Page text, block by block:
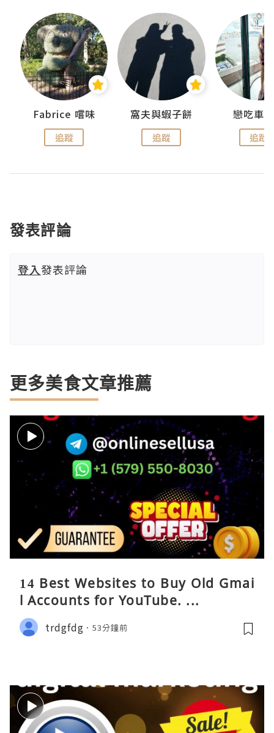
Fabrice 嚐味
追蹤
窩夫與蝦子餅
追蹤
戀吃車
追蹤
發表評論
登入發表評論
更多美食文章推薦
14 Best Websites to Buy Old Gmai
l Accounts for YouTube. ...
trdgfdg 53分鐘前